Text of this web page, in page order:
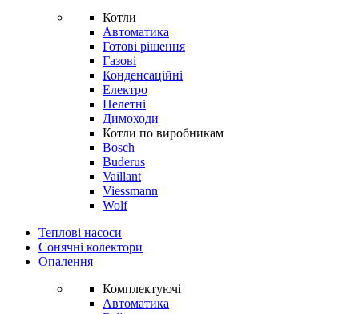
Котли
Автоматика
Готові рішення
Газові
Конденсаційні
Електро
Пелетні
Димоходи
Котли по виробникам
Bosch
Buderus
Vaillant
Viessmann
Wolf
Теплові насоси
Сонячні колектори
Опалення
Комплектуючі
Автоматика